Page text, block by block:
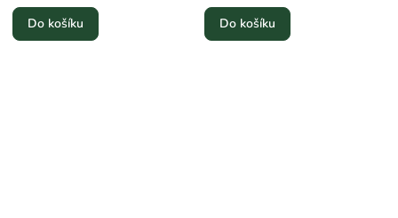
Do košíku Do košíku